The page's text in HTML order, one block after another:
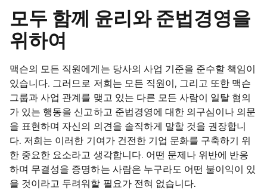
모두 함께 윤리와 준법경영을
위하여
맥슨의 모든 직원에게는 당사의 사업 기준을 준수할 책임이
있습니다. 그러므로 저희는 모든 직원이, 그리고 또한 맥슨
그룹과 사업 관계를 맺고 있는 다른 모든 사람이 일탈 혐의
가 있는 행동을 신고하고 준법경영에 대한 의구심이나 의문
을 표현하며 자신의 의견을 솔직하게 말할 것을 권장합니
다. 저희는 이러한 기여가 건전한 기업 문화를 구축하기 위
한 중요한 요소라고 생각합니다. 어떤 문제나 위반에 반응
하며 무결성을 증명하는 사람은 누구라도 어떤 불이익이 있
을 것이라고 두려워할 필요가 전혀 없습니다.